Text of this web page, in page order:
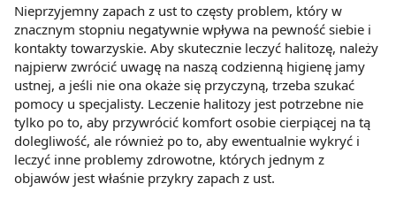
Nieprzyjemny zapach z ust to częsty problem, który w
znacznym stopniu negatywnie wpływa na pewność siebie i
kontakty towarzyskie. Aby skutecznie leczyć halitozę, należy
najpierw zwrócić uwagę na naszą codzienną higienę jamy
ustnej, a jeśli nie ona okaże się przyczyną, trzeba szukać
pomocy u specjalisty. Leczenie halitozy jest potrzebne nie
tylko po to, aby przywrócić komfort osobie cierpiącej na tą
dolegliwość, ale również po to, aby ewentualnie wykryć i
leczyć inne problemy zdrowotne, których jednym z
objawów jest właśnie przykry zapach z ust.